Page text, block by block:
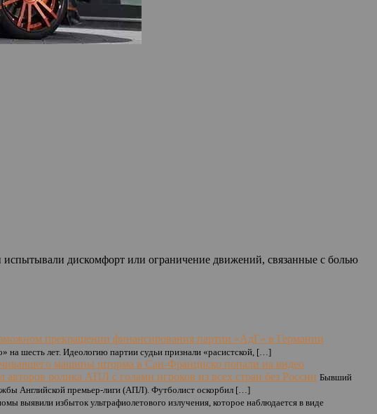
дискомфорт или ограничение движений, связанные с болью
прекращении финансирования партии «АдГ» в Германии
на шесть лет. Идеологию партии судьи признали «расистской, […]
машины шторма в Сан-Франциско попали на видео
авторов ролика АПЛ с голами игроков из всех стран без России Бывший
Английской премьер-лиги (АПЛ). Футболист оскорбил […]
выявили избыток ультрафиолетового излучения, которое наблюдается в виде